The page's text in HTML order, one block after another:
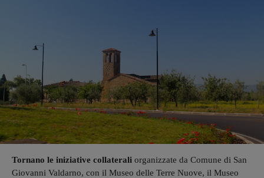
Tornano le iniziative collaterali organizzate da Comune di San
Giovanni Valdarno, con il Museo delle Terre Nuove, il Museo